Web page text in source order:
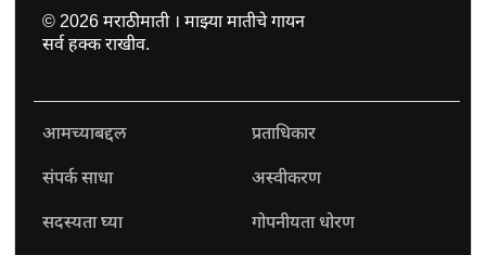
© 2026मराठीमाती । माझ्या मातीचे गायन
सर्व हक्क राखीव.
आमच्याबद्दल प्रताधिकार
संपर्क साधा अस्वीकरण
सदस्यता घ्या गोपनीयता धोरण